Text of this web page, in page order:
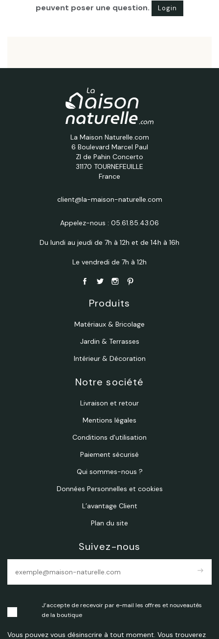
peuvent poser une question.
Login
La Maison Naturelle.com
6 Boulevard Marcel Paul
ZI de Pahin Concerto
31170 TOURNEFEUILLE
France
client@la-maison-naturelle.com
Appelez-nous : 05.61.85.43.06
Du lundi au jeudi de 7h à 12h et de 14h à 16h
Le vendredi de 7h à 12h
Produits
Matériaux & Bricolage
Jardin & Terrasses
Intérieur & Décoration
Notre société
Livraison et retour
Mentions légales
Conditions d'utilisation
Paiement sécurisé
Qui sommes-nous ?
Données Personnelles et cookies
L’avantage Client
Plan du site
Suivez-nous
east
J’accepte de recevoir par e-mail les offres et nouveautés
de la boutique
Vous pouvez vous désinscrire à tout moment. Vous trouverez